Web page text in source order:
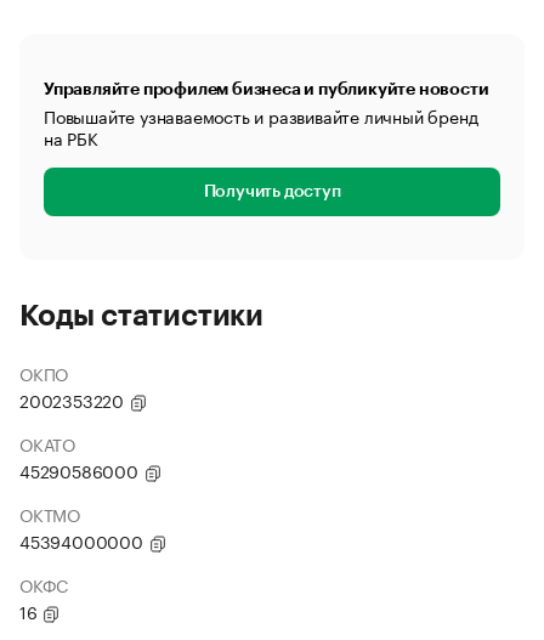
Управляйте профилем бизнеса и публикуйте новости
Повышайте узнаваемость и развивайте личный бренд
на РБК
Получить доступ
Коды статистики
ОКПО
2002353220
ОКАТО
45290586000
ОКТМО
45394000000
ОКФС
16